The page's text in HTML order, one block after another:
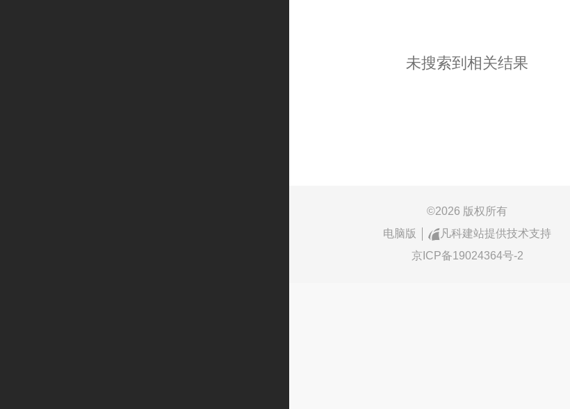
未搜索到相关结果
©2026 版权所有
电脑版
凡科建站提供技术支持
京ICP备19024364号-2